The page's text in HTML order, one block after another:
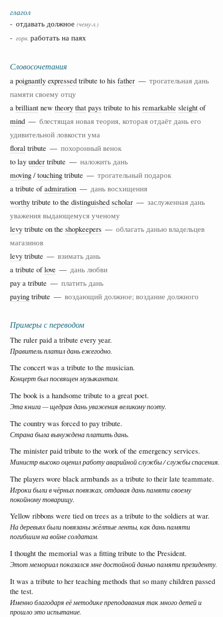
глагол
- отдавать должное (чему-л.)
- горн. работать на паях
Словосочетания
a poignantly expressed tribute to his father — трогательная дань
памяти своему отцу
a brilliant new theory that pays tribute to his remarkable sleight of
mind — блестящая новая теория, которая отдаёт дань его
удивительной ловкости ума
floral tribute — похоронный венок
to lay under tribute — наложить дань
moving / touching tribute — трогательный подарок
a tribute ofadmiration — дань восхищения
worthy tribute to the distinguished scholar — заслуженная дань
уважения выдающемуся ученому
levy tribute on the shopkeepers — облагать данью владельцев
магазинов
levy tribute — взимать дань
a tribute oflove — дань любви
pay a tribute — платить дань
paying tribute — воздающий должное; воздание должного
Примеры с переводом
The ruler paid a tribute every year.
Правитель платил дань ежегодно.
The concert was a tribute to the musician.
Концерт был посвящен музыкантам.
The book is a handsome tribute to a great poet.
Эта книга — щедрая дань уважения великому поэту.
The country was forced to pay tribute.
Страна была вынуждена платить дань.
The minister paid tribute to the work of the emergency services.
Министр высоко оценил работу аварийной службы / службы спасения.
The players wore black armbands as a tribute to their late teammate.
Игроки были в чёрных повязках, отдавая дань памяти своему
покойному товарищу.
Yellow ribbons were tied on trees as a tribute to the soldiers at war.
На деревьях были повязаны жёлтые ленты, как дань памяти
погибшим на войне солдатам.
I thought the memorial was a fitting tribute to the President.
Этот мемориал показался мне достойной данью памяти президенту.
It was a tribute to her teaching methods that so many children passed
the test.
Именно благодаря её методике преподавания так много детей и
прошло это испытание.